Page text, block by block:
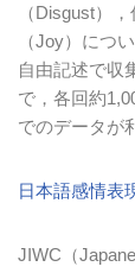
（Disgust），
（Joy）につ
自由記述で収
で，各回約
でのデータが
日本語感情表
JIWC （